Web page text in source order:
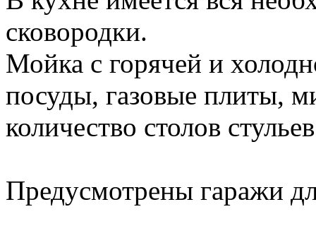
сковородки.
Мойка с горячей и
посуды, газовые плиты,
количество столов
Предусмотрены гаражи